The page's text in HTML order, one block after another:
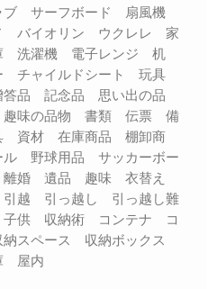
ブ サーフボード 扇風機
バイオリン ウクレレ 家
洗濯機 電子レンジ 机
チャイルドシート 玩具
品 記念品 思い出の品
趣味の品物 書類 伝票 備
資材 在庫商品 棚卸商
野球用品 サッカーボー
離婚 遺品 趣味 衣替え
越 引っ越し 引っ越し難
供 収納術 コンテナ コ
スペース 収納ボックス
屋内